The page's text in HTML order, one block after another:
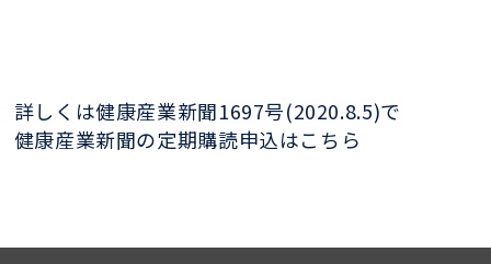
詳しくは健康産業新聞1697号(2020.8.5)で
健康産業新聞の定期購読申込はこちら